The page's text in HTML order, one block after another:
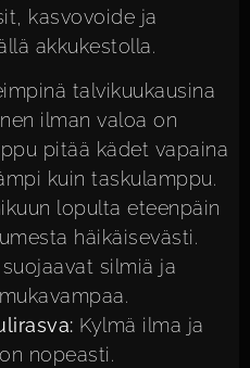
kasvovoide ja
akkukestolla.
talvikuukausina
ilman valoa on
pitää kädet vapaina
kuin taskulamppu.
lopulta eteenpäin
häikäisevästi.
silmiä ja
Kylmä ilma ja
nopeasti.